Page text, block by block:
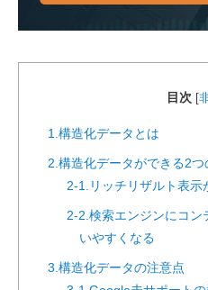
目次
1.構造化データとは
2.構造化データができる2つ
2-1.リッチリザルト表示
2-2.検索エンジンにコン
いやすくなる
3.構造化データの注意点